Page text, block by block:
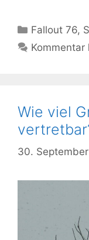
Kategorien
Fallout 76,
Kommentar
Wie viel
30.